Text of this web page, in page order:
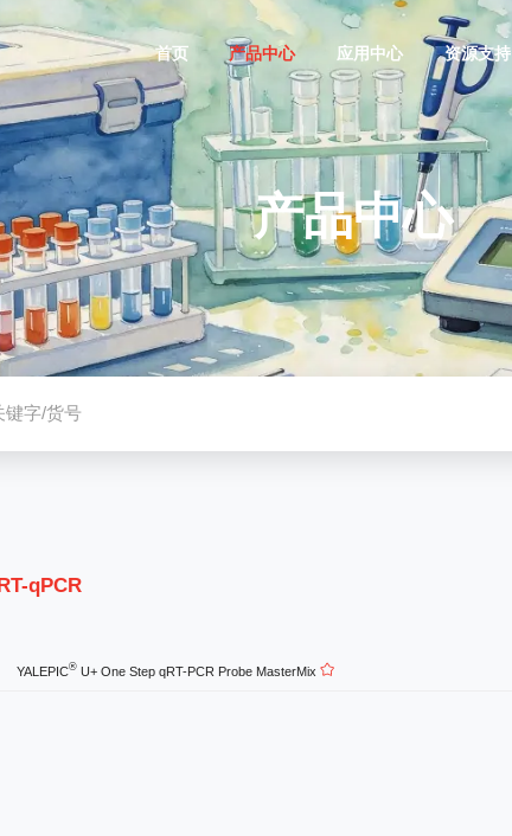
首页 产品中心 应用中心 资源支持
产品中心
qPCR
YALEPIC®U+ One Step qRT-PCR Probe MasterMix